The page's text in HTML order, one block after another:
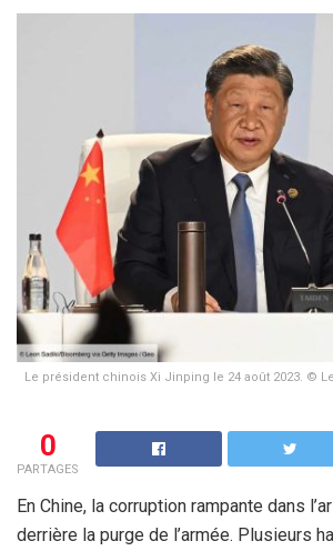
Le président chinois Xi Jinping le 24 août 2023. ©
0
PARTAGES
En Chine, la corruption rampante dans
derrière la purge de l’armée. Plusieurs